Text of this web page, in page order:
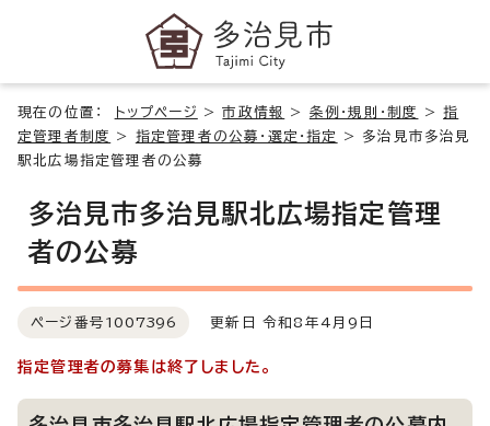
現在の位置： トップページ >市政情報 > 条例・規則・制度 >指
定管理者制度
> 指定管理者の公募・選定・指定 >多治見市多治見
駅北広場指定管理者の公募
多治見市多治見駅北広場指定管理
者の公募
ページ番号 1007396 更新日 令和8年4月9日
指定管理者の募集は終了しました。